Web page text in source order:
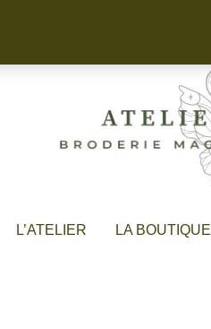
L’ATELIER LA BOUTIQUE